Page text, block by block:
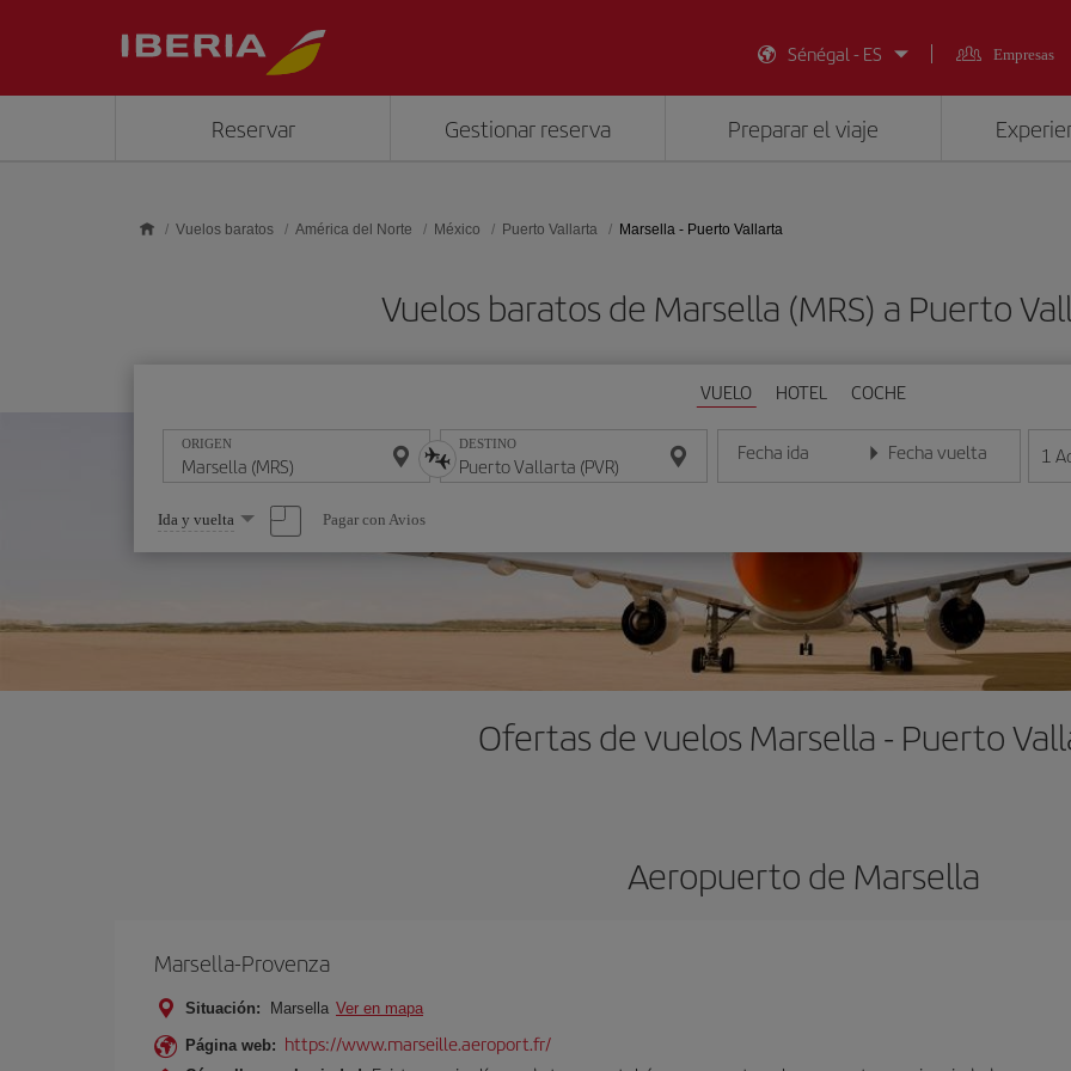
Sénégal - ES
Empresas
Reservar Gestionar reserva Preparar el viaje
Vuelos baratos América del Norte México Puerto Vallarta Marsella - Puerto Vallarta
Vuelos baratos de Marsella (MRS) a Puerto
VUELO HOTEL COCHE
ORIGEN DESTINO Fecha ida
Introduce la fecha en formato día/mes/año
Fecha vuelta
Introduce la fecha en 1
Seleccione
una
opción
Ida y vuelta Pagar con Avios
Ofertas de vuelos Marsella - Puerto
Aeropuerto de Marsella
Marsella-Provenza
Situación: Marsella Ver en mapa
Página web: https://www.marseille.aeroport.fr/